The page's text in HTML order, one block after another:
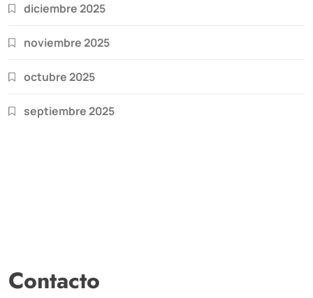
diciembre 2025
noviembre 2025
octubre 2025
septiembre 2025
Contacto